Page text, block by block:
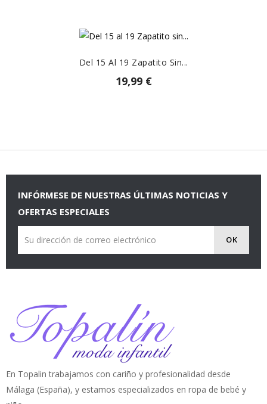
Del 15 Al 19 Zapatito Sin...
19,99 €
INFÓRMESE DE NUESTRAS ÚLTIMAS NOTICIAS Y
OFERTAS ESPECIALES
En Topalin trabajamos con cariño y profesionalidad desde
Málaga (España), y estamos especializados en ropa de bebé y